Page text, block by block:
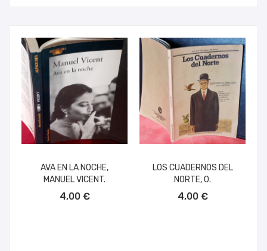
AVA EN LA NOCHE,
MANUEL VICENT.
4,00 €
LOS CUADERNOS DEL
NORTE, 0.
4,00 €